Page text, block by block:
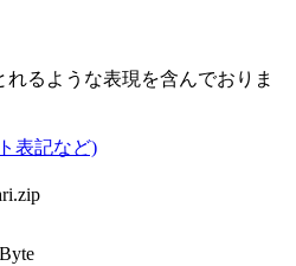
るような表現を含んでおりま
表記など)